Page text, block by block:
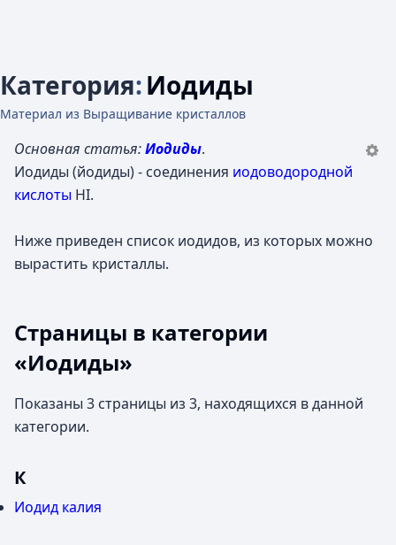
Категория:Иодиды
Материал из Выращивание кристаллов
Основная статья:Иодиды.
Иодиды (йодиды) - соединения иодоводородной
кислоты HI.
Ниже приведен список иодидов, из которых можно
вырастить кристаллы.
Страницы в категории
«Иодиды»
Показаны 3 страницы из 3, находящихся в данной
категории.
К
Иодид калия